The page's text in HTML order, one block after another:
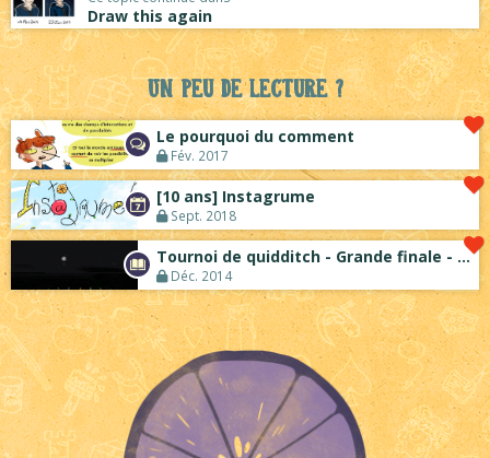
Draw this again
Un peu de lecture ?
Le pourquoi du comment
Fév. 2017
[10 ans] Instagrume
Sept. 2018
Tournoi de quidditch - Grande finale - S...
Déc. 2014